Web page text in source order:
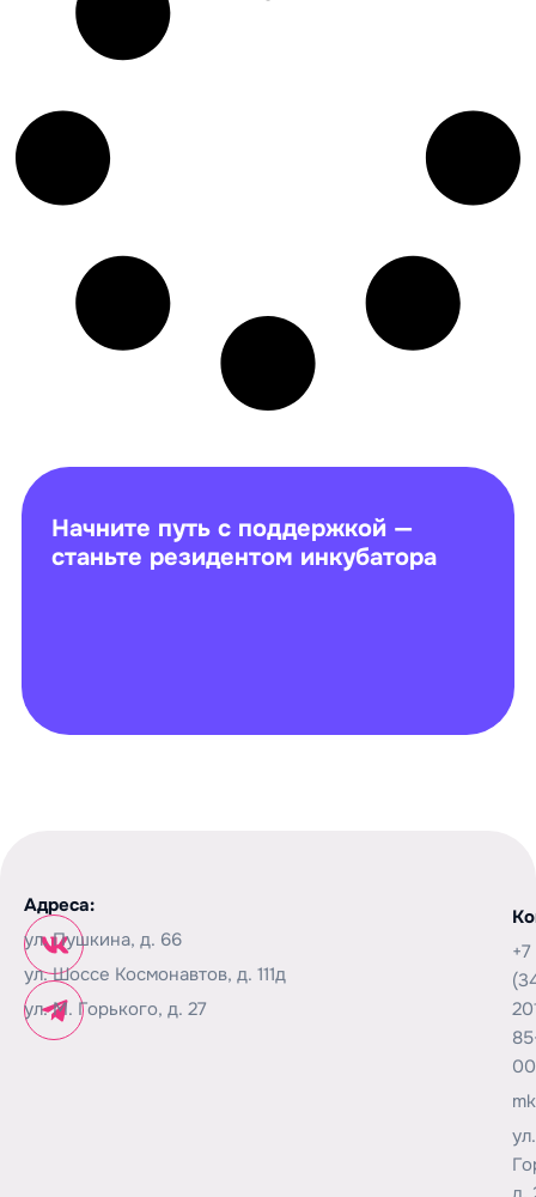
Начните путь с поддержкой —
станьте резидентом инкубатора
Адреса:
ул. Пушкина, д. 66
ул. Шоссе Космонавтов, д. 111д
ул. М. Горького, д. 27
+7
00